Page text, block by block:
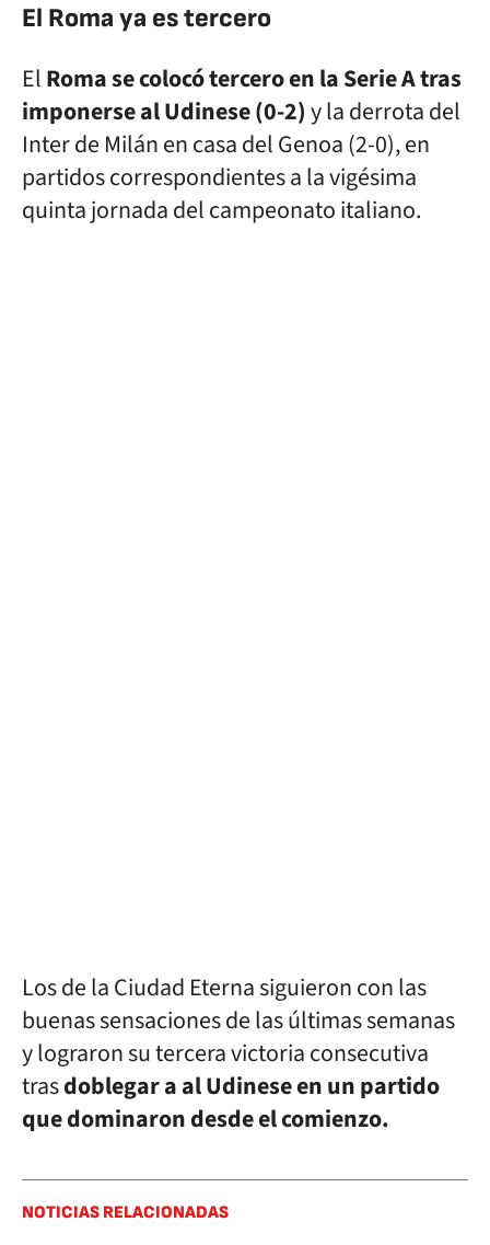
El Roma ya es tercero
ElRoma se colocó tercero en la Serie A tras
imponerse al Udinese (0-2)y la derrota del
Inter de Milán en casa del Genoa (2-0), en
partidos correspondientes a la vigésima
quinta jornada del campeonato italiano.
Los de la Ciudad Eterna siguieron con las
buenas sensaciones de las últimas semanas
y lograron su tercera victoria consecutiva
trasdoblegar a al Udinese en un partido
que dominaron desde el comienzo.
NOTICIAS RELACIONADAS